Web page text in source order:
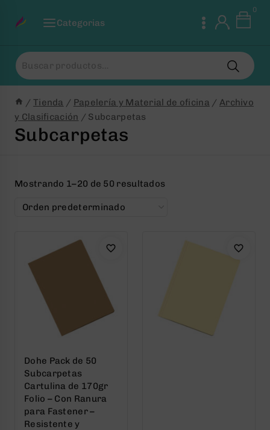
Categorias
0
Buscar
por:
/ Tienda / Papelería y Material de oficina / Archivo
y Clasificación / Subcarpetas
Subcarpetas
Mostrando 1–20 de 50 resultados
Dohe Pack de 50
Subcarpetas
Cartulina de 170gr
Folio – Con Ranura
para Fastener –
Resistente y